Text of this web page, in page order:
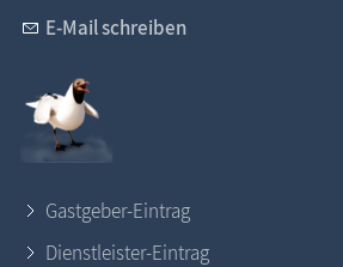
E-Mail schreiben
Gastgeber-Eintrag
Dienstleister-Eintrag